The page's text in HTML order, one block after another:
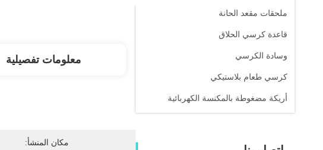
ملحقات مقعد الحانة
قاعدة كرسي الحلاق
وسادة الكرسي
كرسي طعام بلاستيكي
أريكة مضغوطة بالمكنسة الكهربائية
معلومات تفصيلية
مكان المنشأ: